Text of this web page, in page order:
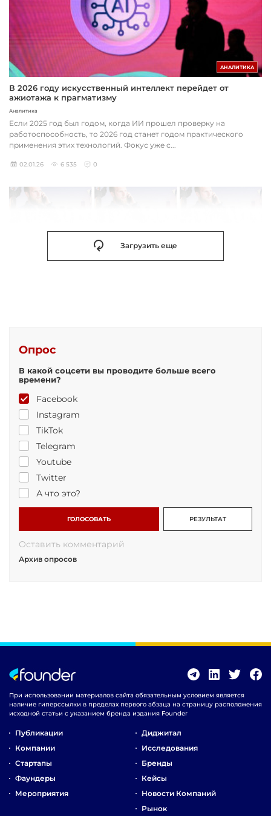
АНАЛИТИКА
В 2026 году искусственный интеллект перейдет от
ажиотажа к прагматизму
Аналитика
Если 2025 год был годом, когда ИИ прошел проверку на
работоспособность, то 2026 год станет годом практического
применения этих технологий. Фокус уже с...
02.01.26 6 535 0
Загрузить еще
Опрос
В какой соцсети вы проводите больше всего
времени?
Facebook
Instagram
TikTok
Telegram
Youtube
Twitter
А что это?
ГОЛОСОВАТЬ РЕЗУЛЬТАТ
Оставить комментарий
Архив опросов
При использовании материалов сайта обязательным условием является
наличие гиперссылки в пределах первого абзаца на страницу расположения
исходной статьи с указанием бренда издания Founder
Публикации
Компании
Стартапы
Фаундеры
Мероприятия
Диджитал
Исследования
Бренды
Кейсы
Новости Компаний
Рынок